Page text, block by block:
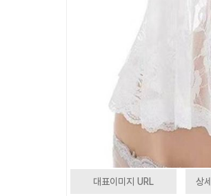
대표이미지 URL 상